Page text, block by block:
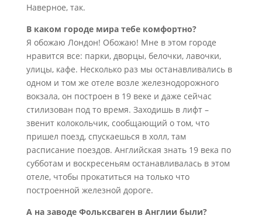
Наверное, так.
В каком городе мира тебе комфортно?
Я обожаю Лондон! Обожаю! Мне в этом городе
нравится все: парки, дворцы, белочки, лавочки,
улицы, кафе. Несколько раз мы останавливались в
одном и том же отеле возле железнодорожного
вокзала, он построен в 19 веке и даже сейчас
стилизован под то время. Заходишь в лифт –
звенит колокольчик, сообщающий о том, что
пришел поезд, спускаешься в холл, там
расписание поездов. Английская знать 19 века по
субботам и воскресеньям останавливалась в этом
отеле, чтобы прокатиться на только что
построенной железной дороге.
А на заводе Фольксваген в Англии были?